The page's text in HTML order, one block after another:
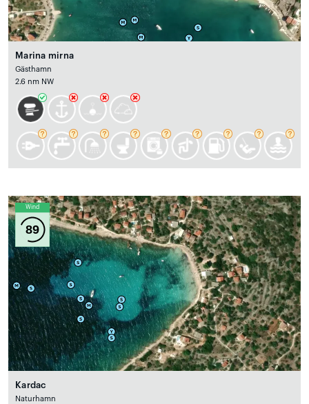
Marina mirna
Gästhamn
2.6 nm NW
Wind
89
Kardac
Naturhamn